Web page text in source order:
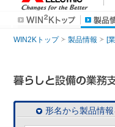
WIN2Kトップ 製品情報 [
形名から製品情